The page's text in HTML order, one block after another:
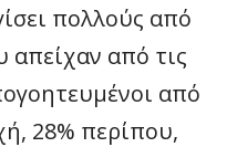
πολλούς από
από τις
από
28% περίπου,